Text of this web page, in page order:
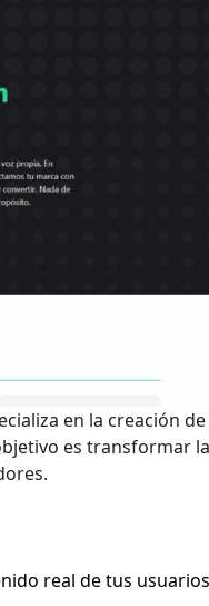
en la creación de
es transformar
real de tus